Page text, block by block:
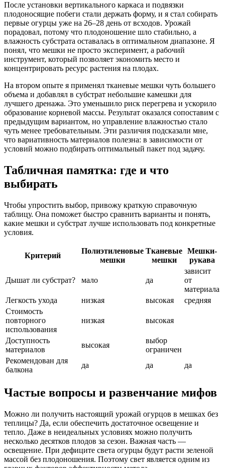
После установки вертикального каркаса и подвязки
плодоносящие побеги стали держать форму, и я стал собирать
первые огурцы уже на 26–28 день от всходов. Урожай
порадовал, потому что плодоношение шло стабильно, а
влажность субстрата оставалась в оптимальном диапазоне. Я
понял, что мешки не просто эксперимент, а рабочий
инструмент, который позволяет экономить место и
концентрировать ресурс растения на плодах.
На втором опыте я применял тканевые мешки чуть большего
объема и добавлял в субстрат небольшие камешки для
лучшего дренажа. Это уменьшило риск перегрева и ускорило
образование корневой массы. Результат оказался сопоставим с
предыдущим вариантом, но управление влажностью стало
чуть менее требовательным. Эти различия подсказали мне,
что вариативность материалов полезна: в зависимости от
условий можно подбирать оптимальный пакет под задачу.
Табличная памятка: где и что
выбирать
Чтобы упростить выбор, привожу краткую справочную
таблицу. Она поможет быстро сравнить варианты и понять,
какие мешки и субстрат лучше использовать под конкретные
условия.
Критерий
Полиэтиленовые
мешки
Тканевые
мешки
Мешки-
рукава
Дышат ли субстрат? мало да
зависит
от
материала
Легкость ухода
низкая высокая
средняя
Стоимость
повторного
использования
низкая высокая
Доступность
материалов
высокая
выбор
ограничен
Рекомендован для
балкона
да да да
Частые вопросы и развенчание мифов
Можно ли получить настоящий урожай огурцов в мешках без
теплицы? Да, если обеспечить достаточное освещение и
тепло. Даже в неидеальных условиях можно получить
несколько десятков плодов за сезон. Важная часть —
освещение. При дефиците света огурцы будут расти зеленой
массой без плодоношения. Поэтому свет является одним из